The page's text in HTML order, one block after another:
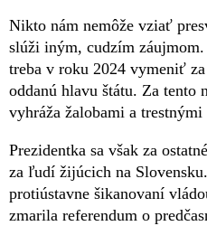
Nikto nám nemôže vziať
slúži iným, cudzím
treba v roku 2024 vymeniť
oddanú hlavu štátu. Za tento
vyhráža žalobami a trestnými
Prezidentka sa však za
za ľudí žijúcich na
protiústavne šikanovaní
zmarila referendum o